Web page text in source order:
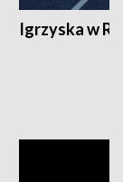
Igrzyska w